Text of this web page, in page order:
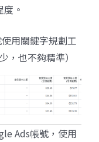
。
用關鍵字規劃工
，也不夠精準）
Ads帳號，使用